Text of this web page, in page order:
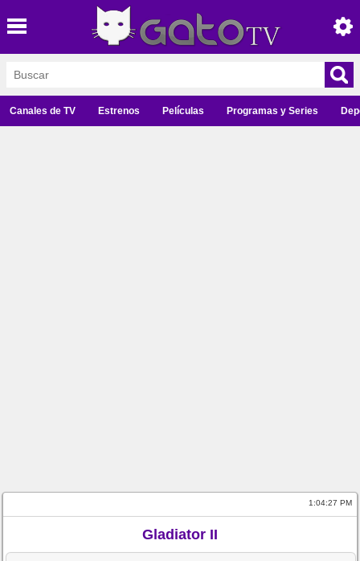
Canales de TV Estrenos Películas Programas y Series
1:04:27 PM
Gladiator II